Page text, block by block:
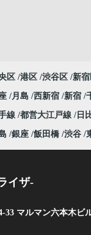
区 港区 渋谷区 新
月島 西新宿 新宿
線 都営大江戸線 日
銀座 飯田橋 渋谷
イザ-
33 マルマン六本木ビ